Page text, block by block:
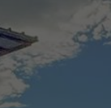
для
15 т до